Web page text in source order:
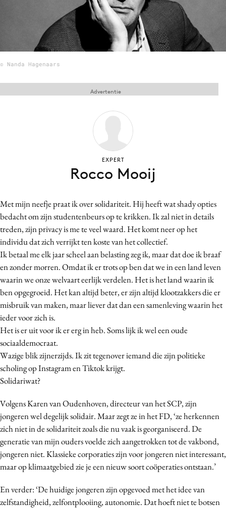
9 sept: GenAI-training
12 nov: MarketingLive!
Adverteren
Events
Opleidingen
Artificial Intelligence
Campagnes
Carriere
Contentmarketing
Craft
Customer Experience
Data & Insights
Design
Digital transformation
Diversiteit
Effectiviteit
Gedragsverandering
Influencer marketing
Martech
Media
Merkstrategie
PR
Programmatic
Purpose Marketing
Reputatie & crisis
© Nanda Hagenaars
Met mijn neefje praat ik over solidariteit. Hij heeft wat shady opties
bedacht om zijn studentenbeurs op te krikken. Ik zal niet in details
treden, zijn privacy is me te veel waard. Het komt neer op het
individu dat zich verrijkt ten koste van het collectief.
Ik betaal me elk jaar scheel aan belasting zeg ik, maar dat doe ik braaf
en zonder morren. Omdat ik er trots op ben dat we in een land leven
waarin we onze welvaart eerlijk verdelen. Het is het land waarin ik
ben opgegroeid. Het kan altijd beter, er zijn altijd klootzakkers die er
misbruik van maken, maar liever dat dan een samenleving waarin het
ieder voor zich is.
Het is er uit voor ik er erg in heb. Soms lijk ik wel een oude
sociaaldemocraat.
Wazige blik zijnerzijds. Ik zit tegenover iemand die zijn politieke
scholing op Instagram en Tiktok krijgt.
Solidariwat?
Volgens Karen van Oudenhoven, directeur van het SCP, zijn
jongeren wel degelijk solidair. Maar zegt ze in het FD, ‘ze herkennen
zich niet in de solidariteit zoals die nu vaak is georganiseerd. De
generatie van mijn ouders voelde zich aangetrokken tot de vakbond,
jongeren niet. Klassieke corporaties zijn voor jongeren niet interessant,
maar op klimaatgebied zie je een nieuw soort coöperaties ontstaan.’
En verder: ‘De huidige jongeren zijn opgevoed met het idee van
zelfstandigheid, zelfontplooiing, autonomie. Dat hoeft niet te botsen
Advertentie
EXPERT
Rocco Mooij